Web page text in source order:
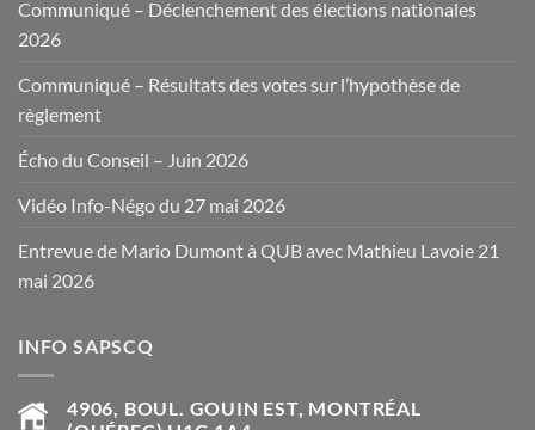
Communiqué – Déclenchement des élections nationales
2026
Communiqué – Résultats des votes sur l’hypothèse de
règlement
Écho du Conseil – Juin 2026
Vidéo Info-Négo du 27 mai 2026
Entrevue de Mario Dumont à QUB avec Mathieu Lavoie 21
mai 2026
INFO SAPSCQ
4906, BOUL. GOUIN EST, MONTRÉAL